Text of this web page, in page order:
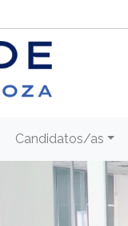
Candidatos/as